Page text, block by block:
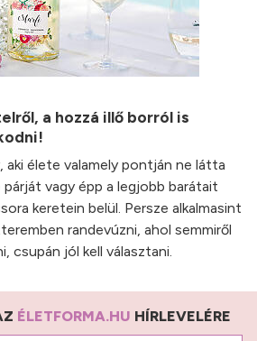
a hozzá illő borról is
aki élete valamely pontján ne látta
vagy épp a legjobb barátait
keretein belül. Persze alkalmasint
randevúzni, ahol semmiről
csupán jól kell választani.
ÉLETFORMA.HU HÍRLEVELÉRE